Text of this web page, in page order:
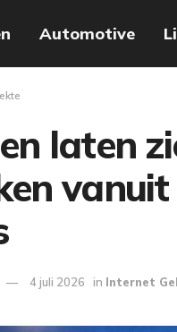
Automotive
laten
4 juli 2026 in Internet